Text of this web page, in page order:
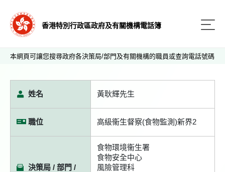
香港特別行政區政府及有關機構電話簿
本網頁可讓您搜尋政府各決策局/部門及有關機構的職員或查詢電話號碼
姓名 黃耿輝先生
職位 高級衞生督察(食物監測)新界2
決策局 / 部門 /
食物環境衞生署
食物安全中心
風險管理科